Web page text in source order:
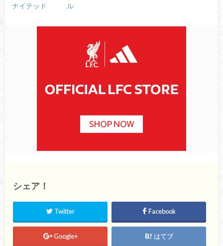
ナイテッド
ル
シェア！
Twitter Facebook
Google+ はてブ